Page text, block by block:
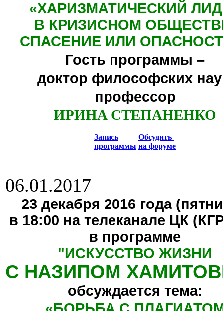
«ХАРИЗМАТИЧЕСКИЙ
В КРИЗИСНОМ
СПАСЕНИЕ ИЛИ
Гость программы –
доктор философских
профессор
ИРИНА СТЕПАНЕНКО
Запись
программы
Обсудить
на форуме
06.01.2017
23 декабря 2016 года
в 18:00 на телеканале ЦК
в программе
"ИСКУССТВО ЖИЗНИ
С НАЗИПОМ
обсуждается тема: